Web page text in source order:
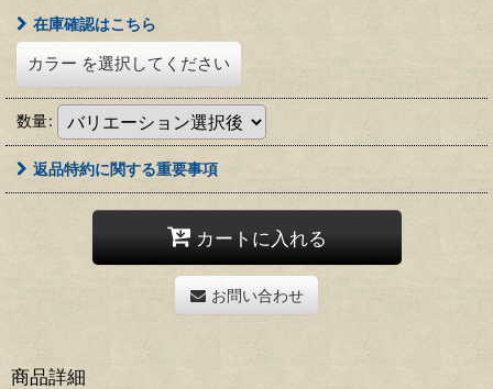
在庫確認はこちら
カラー を選択してください
数量:
返品特約に関する重要事項
カートに入れる
お問い合わせ
商品詳細